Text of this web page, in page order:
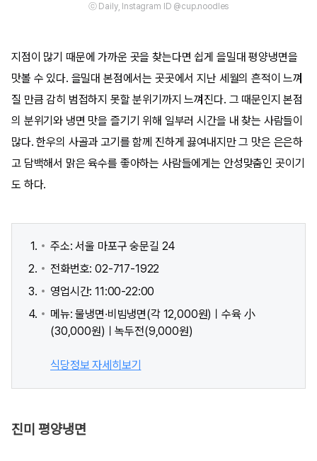
ⓒ Daily, Instagram ID @cup.noodles
지점이 많기 때문에 가까운 곳을 찾는다면 쉽게 을밀대 평양냉면을
맛볼 수 있다. 을밀대 본점에서는 곳곳에서 지난 세월의 흔적이 느껴
질 만큼 감히 범접하지 못할 분위기까지 느껴진다. 그 때문인지 본점
의 분위기와 냉면 맛을 즐기기 위해 일부러 시간을 내 찾는 사람들이
많다. 한우의 사골과 고기를 함께 진하게 끓여내지만 그 맛은 은은하
고 담백해서 맑은 육수를 좋아하는 사람들에게는 안성맞춤인 곳이기
도 하다.
주소: 서울 마포구 숭문길 24
전화번호: 02-717-1922
영업시간: 11:00-22:00
메뉴: 물냉면·비빔냉면(각 12,000원)ㅣ수육 小
(30,000원)ㅣ녹두전(9,000원)
식당정보 자세히보기
진미 평양냉면